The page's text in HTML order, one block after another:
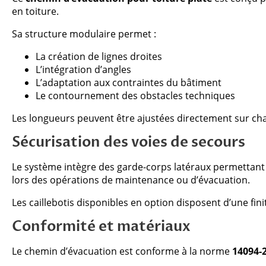
en toiture.
Sa structure modulaire permet :
La création de lignes droites
L’intégration d’angles
L’adaptation aux contraintes du bâtiment
Le contournement des obstacles techniques
Les longueurs peuvent être ajustées directement sur
Sécurisation des voies de secours
Le système intègre des garde-corps latéraux
lors des opérations de maintenance ou d’évacuation.
Les caillebotis disponibles en option disposent d’une
Conformité et matériaux
Le chemin d’évacuation est conforme à la norme 14094-